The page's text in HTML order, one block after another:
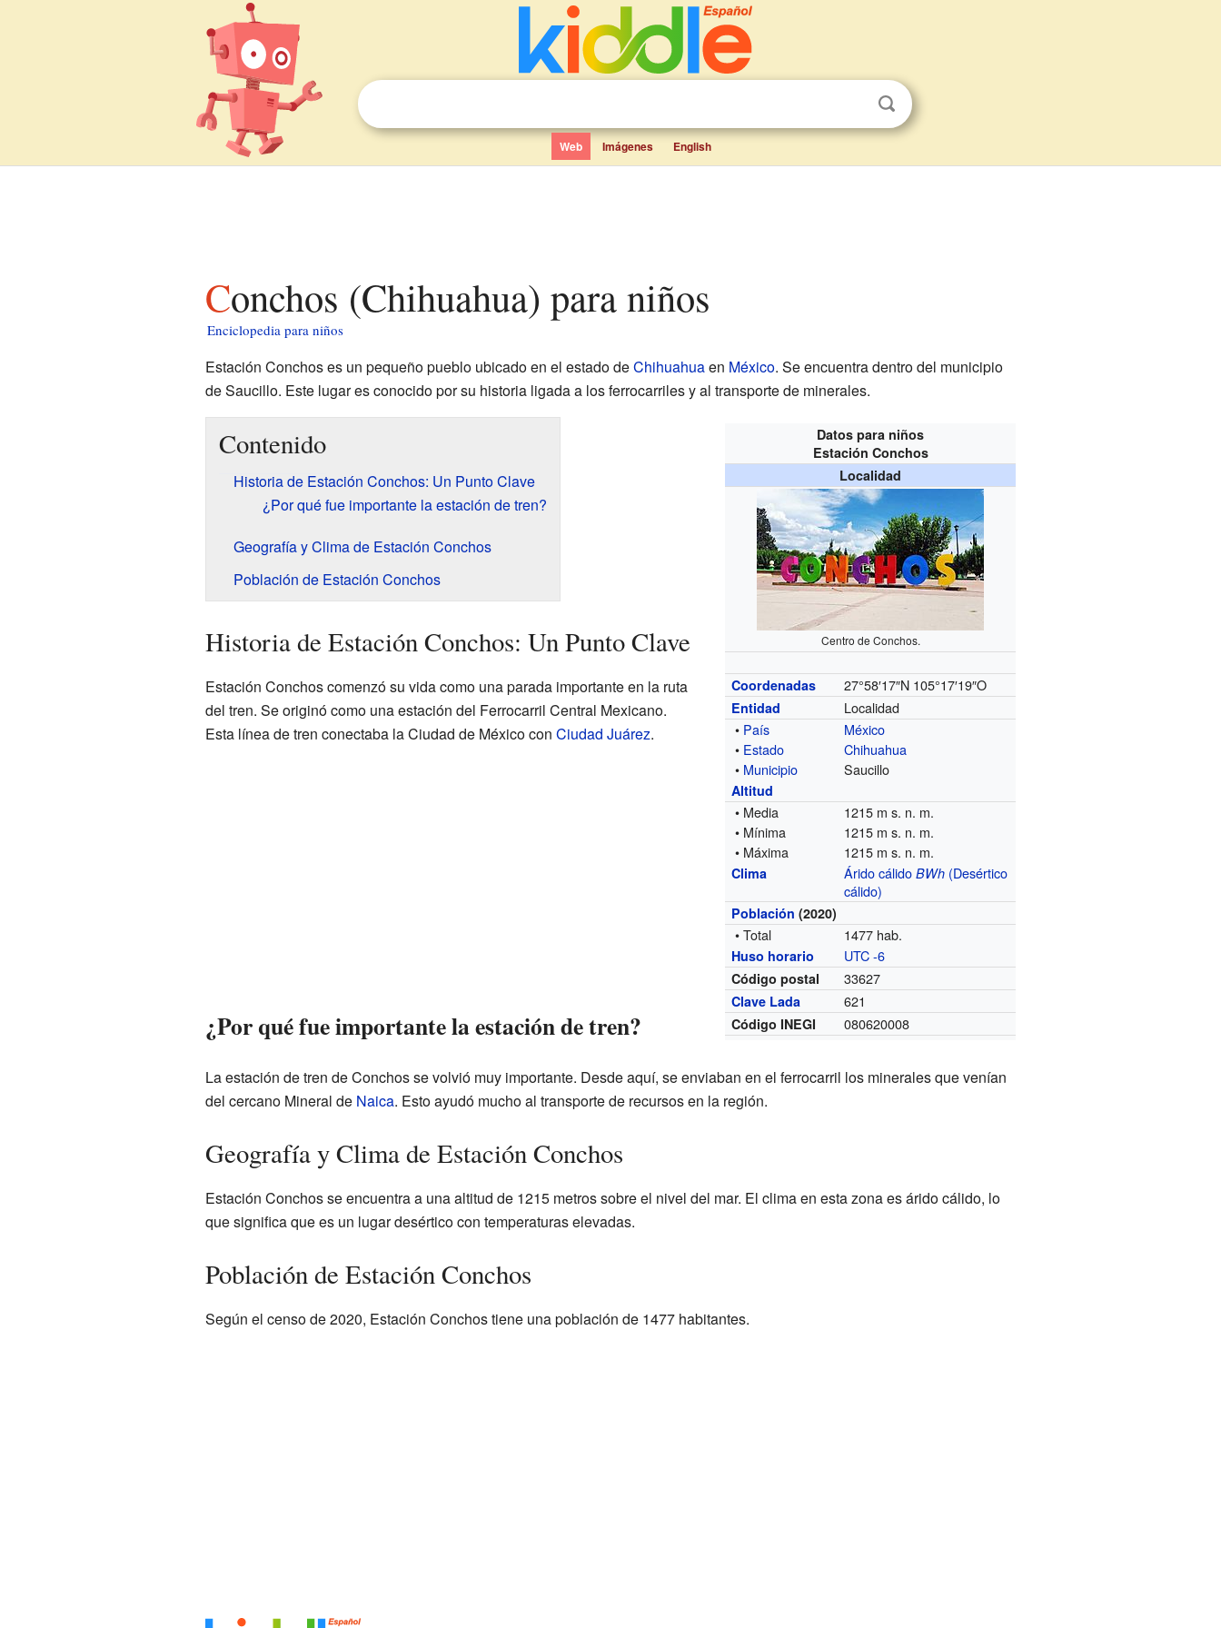
Web Imágenes English
Conchos (Chihuahua) para niños
Enciclopedia para niños
Estación Conchos es un pequeño pueblo ubicado en el estado deChihuahuaen México. Se encuentra dentro del municipio
de Saucillo. Este lugar es conocido por su historia ligada a los ferrocarriles y al transporte de minerales.
Datos para niños
Estación Conchos
Localidad
Centro de Conchos.
Coordenadas 27°58′17″N 105°17′19″O
Entidad
Localidad
• País
México
• Estado
Chihuahua
• Municipio Saucillo
Altitud
• Media
1215 m s. n. m.
• Mínima
1215 m s. n. m.
• Máxima
1215 m s. n. m.
Clima Árido cálidoBWh (Desértico
cálido)
Población (2020)
• Total 1477 hab.
Huso horario UTC -6
Código postal 33627
Clave Lada 621
Código INEGI 080620008
Contenido
Historia de Estación Conchos: Un Punto Clave
¿Por qué fue importante la estación de tren?
Geografía y Clima de Estación Conchos
Población de Estación Conchos
Historia de Estación Conchos: Un Punto Clave
Estación Conchos comenzó su vida como una parada importante en la ruta
del tren. Se originó como una estación del Ferrocarril Central Mexicano.
Esta línea de tren conectaba la Ciudad de México con Ciudad Juárez.
¿Por qué fue importante la estación de tren?
La estación de tren de Conchos se volvió muy importante. Desde aquí, se enviaban en el ferrocarril los minerales que venían
del cercano Mineral de Naica. Esto ayudó mucho al transporte de recursos en la región.
Geografía y Clima de Estación Conchos
Estación Conchos se encuentra a una altitud de 1215 metros sobre el nivel del mar. El clima en esta zona es árido cálido, lo
que significa que es un lugar desértico con temperaturas elevadas.
Población de Estación Conchos
Según el censo de 2020, Estación Conchos tiene una población de 1477 habitantes.